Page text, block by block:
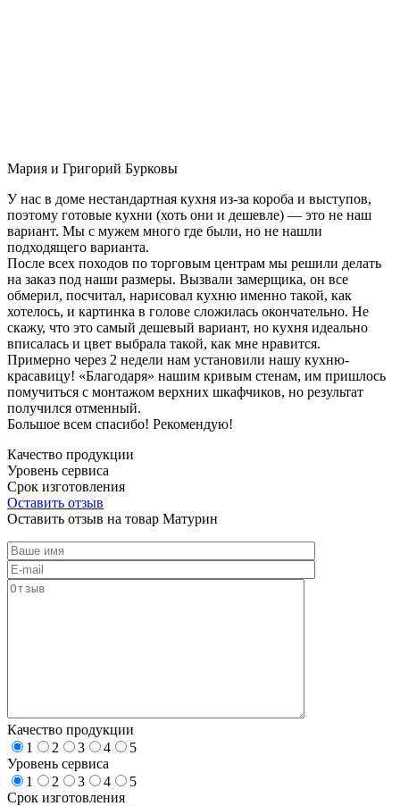
Мария и Григорий Бурковы
У нас в доме нестандартная кухня из-за короба и выступов,
поэтому готовые кухни (хоть они и дешевле) — это не наш
вариант. Мы с мужем много где были, но не нашли
подходящего варианта.
После всех походов по торговым центрам мы решили делать
на заказ под наши размеры. Вызвали замерщика, он все
обмерил, посчитал, нарисовал кухню именно такой, как
хотелось, и картинка в голове сложилась окончательно. Не
скажу, что это самый дешевый вариант, но кухня идеально
вписалась и цвет выбрала такой, как мне нравится.
Примерно через 2 недели нам установили нашу кухню-
красавицу! «Благодаря» нашим кривым стенам, им пришлось
помучиться с монтажом верхних шкафчиков, но результат
получился отменный.
Большое всем спасибо! Рекомендую!
Качество продукции
Уровень сервиса
Срок изготовления
Оставить отзыв
Оставить отзыв на товар Матурин
Качество продукции
1
2 3 4
5
Уровень сервиса
1
2 3 4
5
Срок изготовления